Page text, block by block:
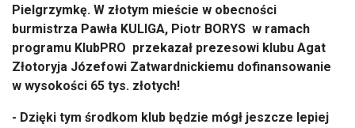
Pielgrzymkę. W złotym mieście w obecności
burmistrza Pawła KULIGA, Piotr BORYS w ramach
programu KlubPRO przekazał prezesowi klubu Agat
Złotoryja Józefowi Zatwardnickiemu dofinansowanie
w wysokości 65 tys. złotych!
- Dzięki tym środkom klub będzie mógł jeszcze lepiej